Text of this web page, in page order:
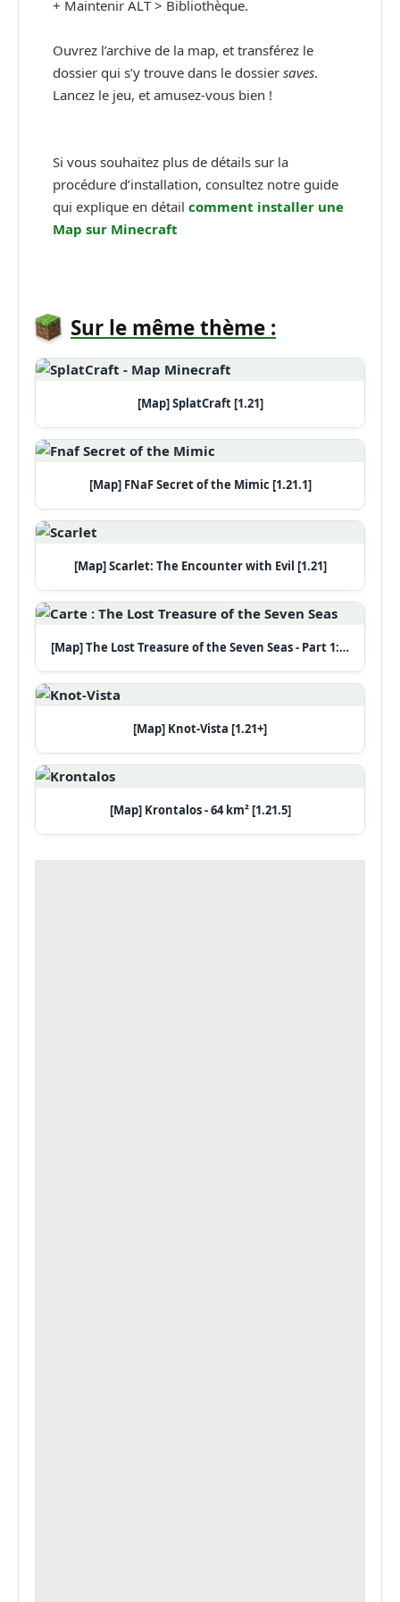
+ Maintenir ALT > Bibliothèque.
Ouvrez l’archive de la map, et transférez le
dossier qui s’y trouve dans le dossier saves.
Lancez le jeu, et amusez-vous bien !
Si vous souhaitez plus de détails sur la
procédure d’installation, consultez notre guide
qui explique en détail comment installer une
Map sur Minecraft
Sur le même thème :
[Map] SplatCraft [1.21]
[Map] FNaF Secret of the Mimic [1.21.1]
[Map] Scarlet: The Encounter with Evil [1.21]
[Map] The Lost Treasure of the Seven Seas - Part 1:…
[Map] Knot-Vista [1.21+]
[Map] Krontalos - 64 km² [1.21.5]